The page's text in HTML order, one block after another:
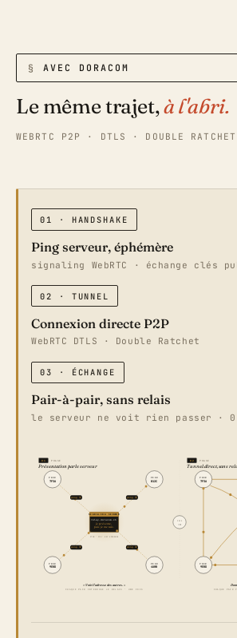
AVEC DORACOM
Le même trajet,à l'abri.
WEBRTC P2P · DTLS · DOUBLE RATCHET
01 · HANDSHAKE
Ping serveur, éphémère
signaling WebRTC · échange clés
02 · TUNNEL
Connexion directe P2P
WebRTC DTLS · Double Ratchet
03 · ÉCHANGE
Pair-à-pair, sans relais
le serveur ne voit rien passer ·
PUIS
→
01 PHASE
Présentation par le serveur
SIGNALING SERVER
relay.doracom.ch
je présente,
puis je me tais.
STUN · ICE · KEY EXCHANGE
PEER
7F3A
vous
PEER
B12C
PEER
9E0D
PEER
4A8B
ping ① ping ②
ping ③ ping ④
« Voici l'adresse des autres. »
CHAQUE PAIR INTERROGE LE RELAIS · UNE FOIS
02 PHASE
Tunnel direct, sans
PEER
7F3A
vous
PEER
9E0D
CHAQUE PAIR